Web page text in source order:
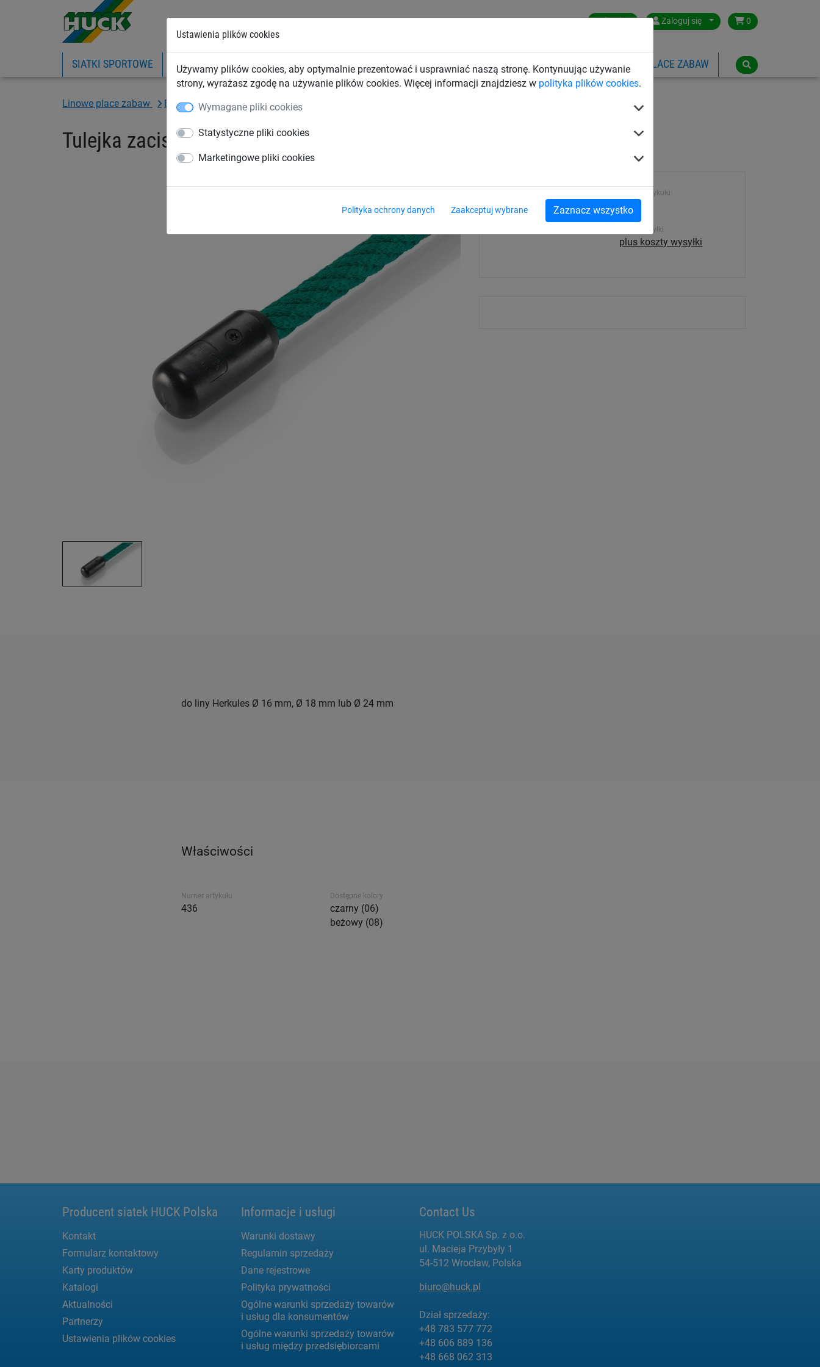
Ustawienia plików cookies
Używamy plików cookies, aby optymalnie prezentować i usprawniać naszą stronę. Kontynuując używanie
strony, wyrażasz zgodę na używanie plików cookies. Więcej informacji znajdziesz w polityka plików cookies.
Wymagane pliki cookies
Statystyczne pliki cookies
Marketingowe pliki cookies
Polityka ochrony danych Zaakceptuj wybrane Zaznacz wszystko
Poland Zaloguj się 0
SIATKI SPORTOWE PIŁKOCHWYTY SIATKI PRZEMYSŁOWE SIATKI BUDOWLANE SIATKI TRANSPORTOWE LINOWE PLACE ZABAW
Linowe place zabaw Elementy wspinaczkowe Akcesoria mocujące
Tulejka zaciskowa, z tworzywa sztucznego, typu nakrętka
Numer artykułu
436
Koszt wysyłki
plus koszty wysyłki
do liny Herkules Ø 16 mm, Ø 18 mm lub Ø 24 mm
Właściwości
Numer artykułu
436
Dostępne kolory
czarny (06)
beżowy (08)
Producent siatek HUCK Polska
Kontakt
Formularz kontaktowy
Karty produktów
Katalogi
Aktualności
Partnerzy
Ustawienia plików cookies
Informacje i usługi
Warunki dostawy
Regulamin sprzedaży
Dane rejestrowe
Polityka prywatności
Ogólne warunki sprzedaży towarów
i usług dla konsumentów
Ogólne warunki sprzedaży towarów
i usług między przedsiębiorcami
Contact Us
HUCK POLSKA Sp. z o.o.
ul. Macieja Przybyły 1
54-512 Wrocław, Polska
biuro@huck.pl
Dział sprzedaży:
+48 783 577 772
+48 606 889 136
+48 668 062 313